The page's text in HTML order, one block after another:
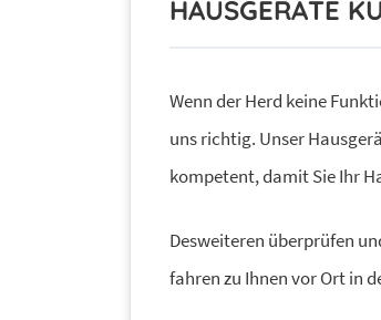
HAUSGERÄTE
Wenn der Herd keine
uns richtig. Unser
kompetent, damit Sie Ihr
Desweiteren überprüfen
fahren zu Ihnen vor Ort in